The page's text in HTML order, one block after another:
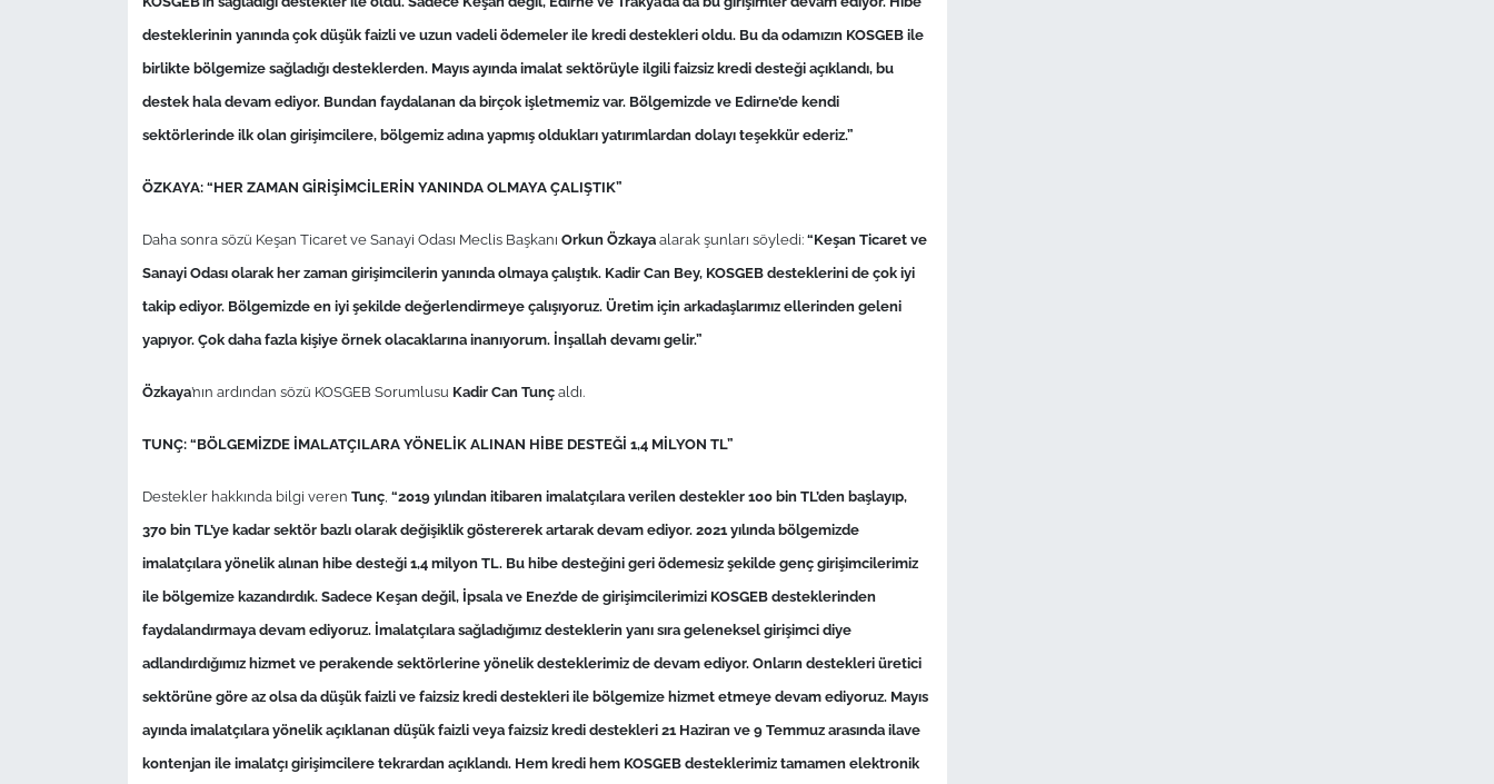
desteklerinin yanında çok düşük faizli ve uzun vadeli ödemeler ile kredi destekleri oldu. Bu da odamızın KOSGEB ile
birlikte bölgemize sağladığı desteklerden. Mayıs ayında imalat sektörüyle ilgili faizsiz kredi desteği açıklandı, bu
destek hala devam ediyor. Bundan faydalanan da birçok işletmemiz var. Bölgemizde ve Edirne’de kendi
sektörlerinde ilk olan girişimcilere, bölgemiz adına yapmış oldukları yatırımlardan dolayı teşekkür ederiz.”
ÖZKAYA: “HER ZAMAN GİRİŞİMCİLERİN YANINDA OLMAYA ÇALIŞTIK”
Daha sonra sözü Keşan Ticaret ve Sanayi Odası Meclis Başkanı Orkun Özkayaalarak şunları söyledi:“Keşan Ticaret ve
Sanayi Odası olarak her zaman girişimcilerin yanında olmaya çalıştık. Kadir Can Bey, KOSGEB desteklerini de çok iyi
takip ediyor. Bölgemizde en iyi şekilde değerlendirmeye çalışıyoruz. Üretim için arkadaşlarımız ellerinden geleni
yapıyor. Çok daha fazla kişiye örnek olacaklarına inanıyorum. İnşallah devamı gelir.”
Özkaya’nın ardından sözü KOSGEB Sorumlusu Kadir Can Tunçaldı.
TUNÇ: “BÖLGEMİZDE İMALATÇILARA YÖNELİK ALINAN HİBE DESTEĞİ 1,4 MİLYON TL”
Destekler hakkında bilgi veren Tunç, “2019 yılından itibaren imalatçılara verilen destekler 100 bin TL’den başlayıp,
370 bin TL’ye kadar sektör bazlı olarak değişiklik göstererek artarak devam ediyor. 2021 yılında bölgemizde
imalatçılara yönelik alınan hibe desteği 1,4 milyon TL. Bu hibe desteğini geri ödemesiz şekilde genç girişimcilerimiz
ile bölgemize kazandırdık. Sadece Keşan değil, İpsala ve Enez’de de girişimcilerimizi KOSGEB desteklerinden
faydalandırmaya devam ediyoruz. İmalatçılara sağladığımız desteklerin yanı sıra geleneksel girişimci diye
adlandırdığımız hizmet ve perakende sektörlerine yönelik desteklerimiz de devam ediyor. Onların destekleri üretici
sektörüne göre az olsa da düşük faizli ve faizsiz kredi destekleri ile bölgemize hizmet etmeye devam ediyoruz. Mayıs
ayında imalatçılara yönelik açıklanan düşük faizli veya faizsiz kredi destekleri 21 Haziran ve 9 Temmuz arasında ilave
kontenjan ile imalatçı girişimcilere tekrardan açıklandı. Hem kredi hem KOSGEB desteklerimiz tamamen elektronik
Canlı Maç
Gündem-Eğitim